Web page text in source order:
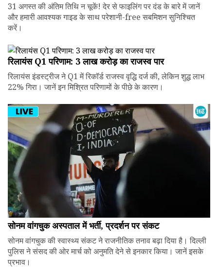
31 अगस्त की अंतिम तिथि न चूकें! देर से फाइलिंग पर दंड के बारे में जानें
और हमारी आवश्यक गाइड के साथ परेशानी-free सबमिशन सुनिश्चित
करें।
रिलायंस Q1 परिणाम: ₹3 लाख करोड़ का राजस्व पार
रिलायंस इंडस्ट्रीज ने Q1 में रिकॉर्ड राजस्व वृद्धि दर्ज की, लेकिन शुद्ध लाभ
22% गिरा। जानें इन मिश्रित परिणामों के पीछे के कारण।
सोनम वांगचुक अस्पताल में भर्ती, प्रदर्शन पर संकट
सोनम वांगचुक की स्वास्थ्य संकट ने राजनीतिक तनाव बढ़ा दिया है। दिल्ली
पुलिस ने संसद की ओर मार्च को अनुमति देने से इनकार किया। जानें इसके
प्रभाव।